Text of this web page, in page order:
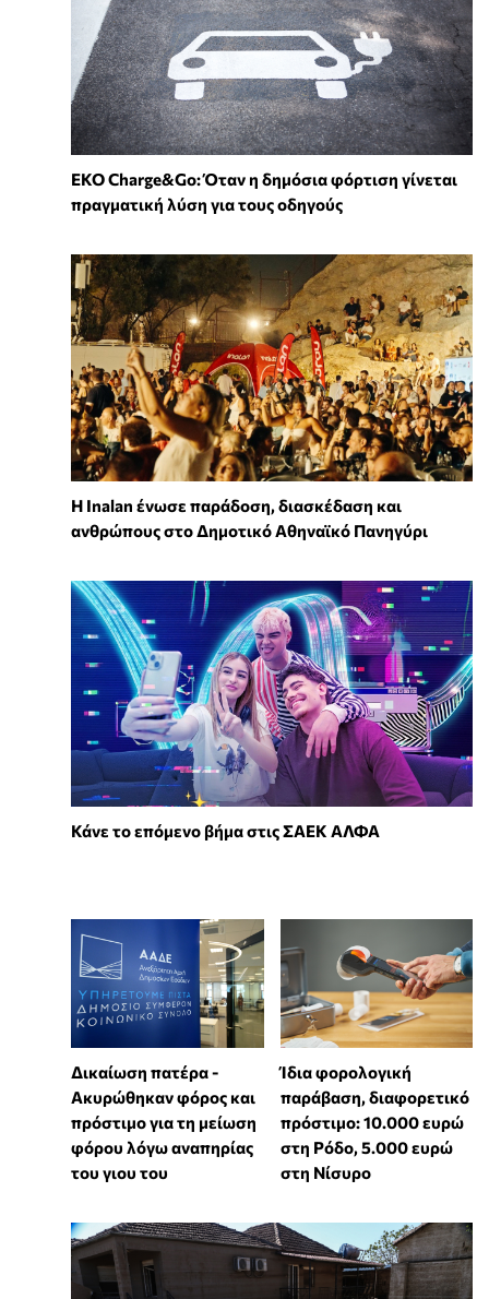
EKO Charge&Go: Όταν η δημόσια φόρτιση γίνεται
πραγματική λύση για τους οδηγούς
Η Inalan ένωσε παράδοση, διασκέδαση και
ανθρώπους στο Δημοτικό Αθηναϊκό Πανηγύρι
Κάνε το επόμενο βήμα στις ΣΑΕΚ ΑΛΦΑ
Δικαίωση πατέρα -
Ακυρώθηκαν φόρος και
πρόστιμο για τη μείωση
φόρου λόγω αναπηρίας
του γιου του
Ίδια φορολογική
παράβαση, διαφορετικό
πρόστιμο: 10.000 ευρώ
στη Ρόδο, 5.000 ευρώ
στη Νίσυρο